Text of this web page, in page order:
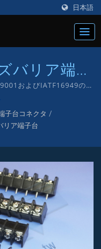
日本語
バリア端子
およびIATF16949のコ
れ、電子およびコンピュ
に「TKP」という独自のブ
んでいます。
子台コネクタ /
リア端子台